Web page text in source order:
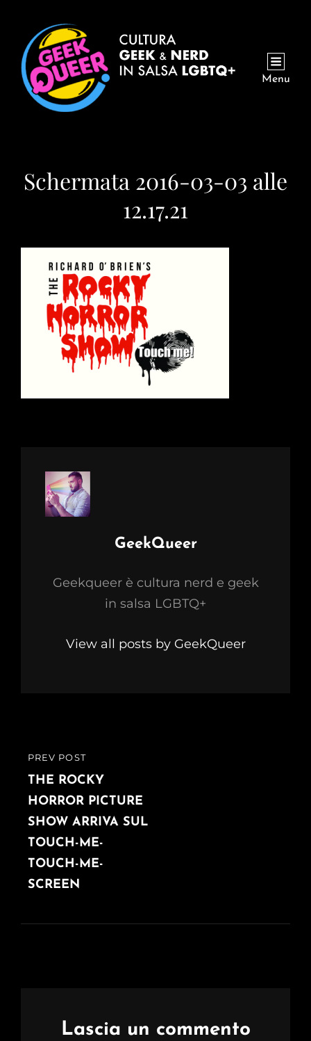
Menu
Schermata 2016-03-03 alle
12.17.21
Author:
GeekQueer
Geekqueer è cultura nerd e geek
in salsa LGBTQ+
View all posts by GeekQueer
Navigazione
articoli
PREVIOUS
POST
PREV POST
THE ROCKY
HORROR PICTURE
SHOW ARRIVA SUL
TOUCH-ME-
TOUCH-ME-
SCREEN
Lascia un commento